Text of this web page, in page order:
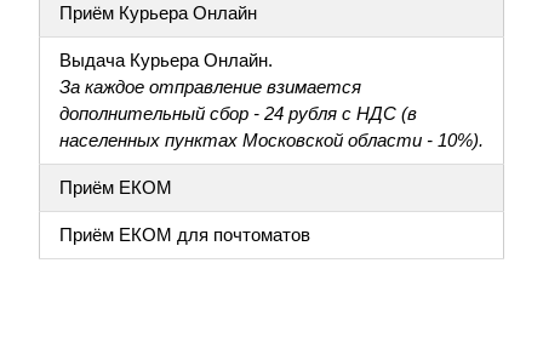
Приём Курьера Онлайн
Выдача Курьера Онлайн.
За каждое отправление взимается
дополнительный сбор - 24 рубля с НДС (в
населенных пунктах Московской области - 10%).
Приём ЕКОМ
Приём ЕКОМ для почтоматов